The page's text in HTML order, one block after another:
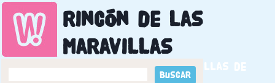
Rincón de las
maravillas
Descubriendo las maravillas de